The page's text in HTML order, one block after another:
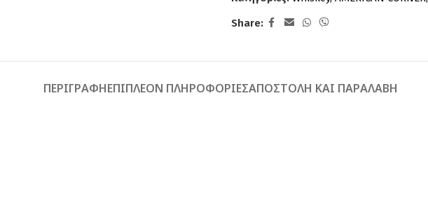
Share:
ΠΕΡΙΓΡΑΦΉΕΠΙΠΛΈΟΝ ΠΛΗΡΟΦΟΡΊΕΣΑΠΟΣΤΟΛΉ ΚΑΙ ΠΑΡΑΛΑΒΉ